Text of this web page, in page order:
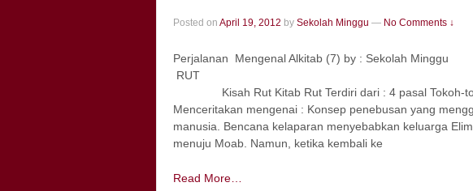
Posted on April 19, 2012 by Sekolah Minggu — No Comments ↓
Perjalanan Mengenal Alkitab (7) by : Sekolah Minggu
Kisah Rut Kitab Rut Terdiri dari : 4 pasal Tokoh-
Menceritakan mengenai : Konsep penebusan yang
manusia. Bencana kelaparan menyebabkan keluarga
menuju Moab. Namun, ketika kembali ke
Read More…